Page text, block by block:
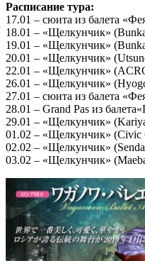
Расписание тура:
17.01 – сюита из балета
18.01 – «Щелкунчик»
19.01 – «Щелкунчик»
20.01 – «Щелкунчик»
22.01 – «Щелкунчик»
26.01 – «Щелкунчик»
27.01 – сюита из балета
28.01 – Grand Pas из
29.01 – «Щелкунчик»
01.02 – «Щелкунчик» (Civic
02.02 – «Щелкунчик»
03.02 – «Щелкунчик»